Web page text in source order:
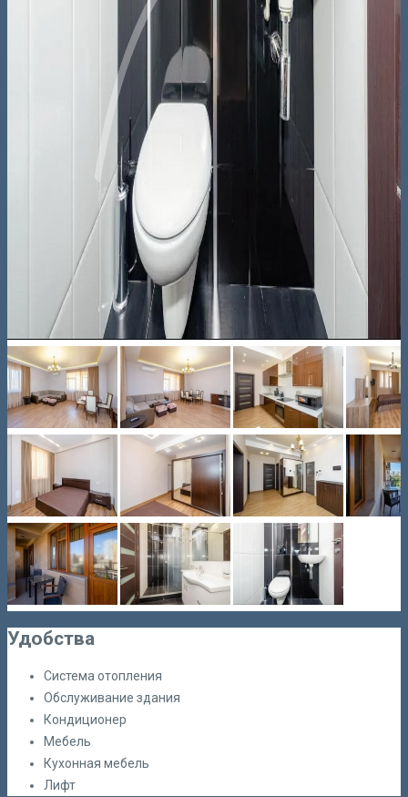
Удобства
Система отопления
Обслуживание здания
Кондиционер
Мебель
Кухонная мебель
Лифт